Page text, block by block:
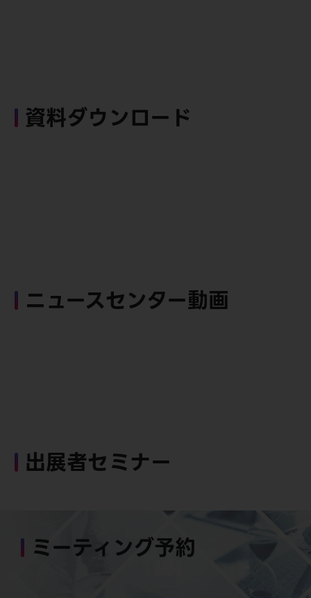
資料ダウンロード
ニュースセンター動画
出展者セミナー
ミーティング予約